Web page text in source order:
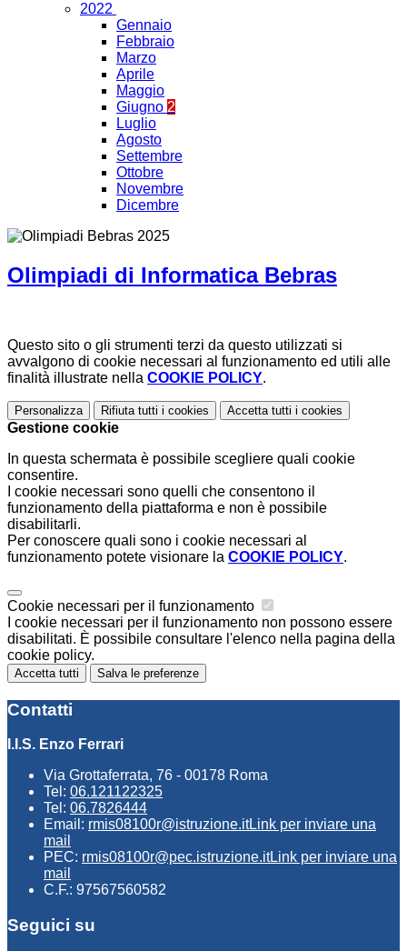
2022
Gennaio
Febbraio
Marzo
Aprile
Maggio
Giugno 2
Luglio
Agosto
Settembre
Ottobre
Novembre
Dicembre
Olimpiadi di Informatica Bebras
Questo sito o gli strumenti terzi da questo utilizzati si
avvalgono di cookie necessari al funzionamento ed utili alle
finalità illustrate nella COOKIE POLICY.
Personalizza Rifiuta tutti i cookies Accetta tutti i cookies
Gestione cookie
In questa schermata è possibile scegliere quali cookie
consentire.
I cookie necessari sono quelli che consentono il
funzionamento della piattaforma e non è possibile
disabilitarli.
Per conoscere quali sono i cookie necessari al
funzionamento potete visionare la COOKIE POLICY.
Cookie necessari per il funzionamento
I cookie necessari per il funzionamento non possono essere
disabilitati. È possibile consultare l'elenco nella pagina della
cookie policy.
Accetta tutti Salva le preferenze
Contatti
I.I.S. Enzo Ferrari
Via Grottaferrata, 76 - 00178 Roma
Tel: 06.121122325
Tel: 06.7826444
Email: rmis08100r@istruzione.itLink per inviare una
mail
PEC: rmis08100r@pec.istruzione.itLink per inviare una
mail
C.F.: 97567560582
Seguici su